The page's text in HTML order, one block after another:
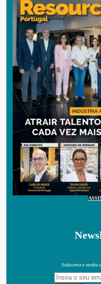
Subscreva e receba